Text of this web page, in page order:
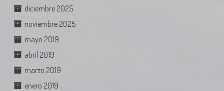
diciembre 2025
noviembre 2025
mayo 2019
abril 2019
marzo 2019
enero 2019